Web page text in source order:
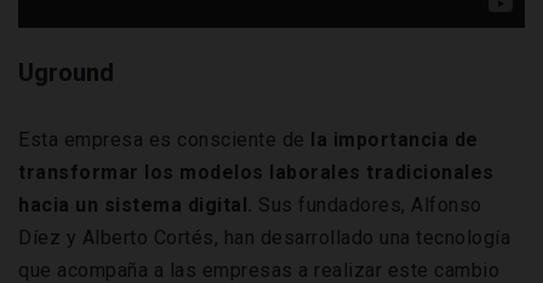
Uground
Esta empresa es consciente de la importancia de
transformar los modelos laborales tradicionales
hacia un sistema digital. Sus fundadores, Alfonso
Díez y Alberto Cortés, han desarrollado una tecnología
que acompaña a las empresas a realizar este cambio